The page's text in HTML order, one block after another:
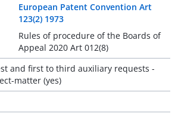
European Patent Convention Art
123(2) 1973
Rules of procedure of the Boards of
Appeal 2020 Art 012(8)
and first to third auxiliary requests -
matter (yes)